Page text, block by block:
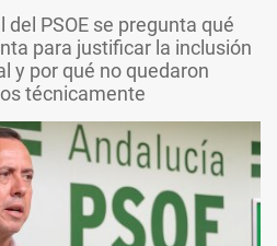
del PSOE se pregunta qué
para justificar la inclusión
y por qué no quedaron
técnicamente